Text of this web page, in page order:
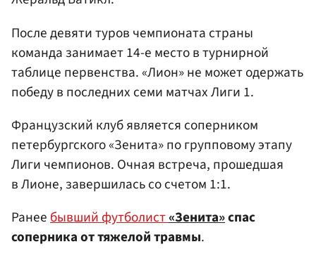
После девяти туров чемпионата страны
команда занимает 14-е место в турнирной
таблице первенства. «Лион» не может одержать
победу в последних семи матчах Лиги 1.
Французский клуб является соперником
петербургского «Зенита» по групповому этапу
Лиги чемпионов. Очная встреча, прошедшая
в Лионе, завершилась со счетом 1:1.
Ранеебывший футболист«Зенита»спас
соперника от тяжелой травмы.